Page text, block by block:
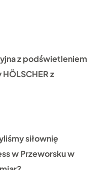
z podświetleniem
z
siłownię
w Przeworsku w